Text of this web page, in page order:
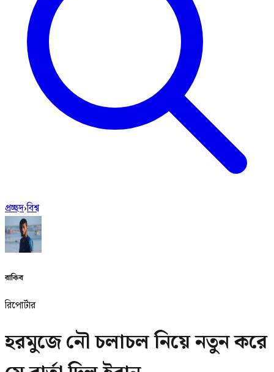
প্রচ্ছদ›বিশ্ব
রাকিব
রিপোর্টার
হরমুজে নৌ চলাচল নিয়ে নতুন করে